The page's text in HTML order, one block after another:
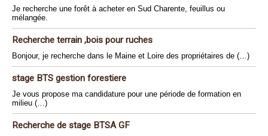
Je recherche une forêt à acheter en Sud Charente, feuillus ou
mélangée.
Recherche terrain ,bois pour ruches
Bonjour, je recherche dans le Maine et Loire des propriétaires de (…)
stage BTS gestion forestiere
Je vous propose ma candidature pour une période de formation en
milieu (…)
Recherche de stage BTSA GF